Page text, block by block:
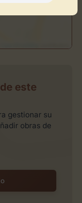
este
gestionar su
obras de